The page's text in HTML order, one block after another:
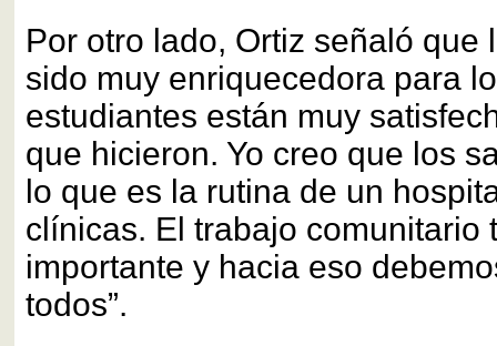
Por otro lado, Ortiz señaló que
sido muy enriquecedora para
estudiantes están muy
que hicieron. Yo creo que los
lo que es la rutina de un
clínicas. El trabajo comunitario
importante y hacia eso
todos”.